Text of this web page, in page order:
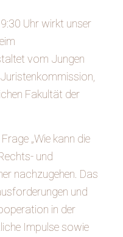
Uhr wirkt unser
vom Jungen
Fakultät der
„Wie kann die
und
nachzugehen. Das
und
in der
Impulse sowie